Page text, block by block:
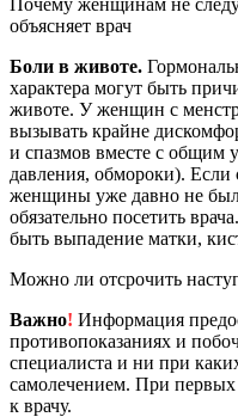
объясняет врач
Боли в животе.
характера могут быть
животе. У женщин с
вызывать крайне
и спазмов вместе с общим
давления, обмороки). Если
женщины уже давно не
обязательно посетить
быть выпадение матки,
Можно ли отсрочить
Важно! Информация
противопоказаниях и
специалиста и ни при
самолечением. При первых
к врачу.